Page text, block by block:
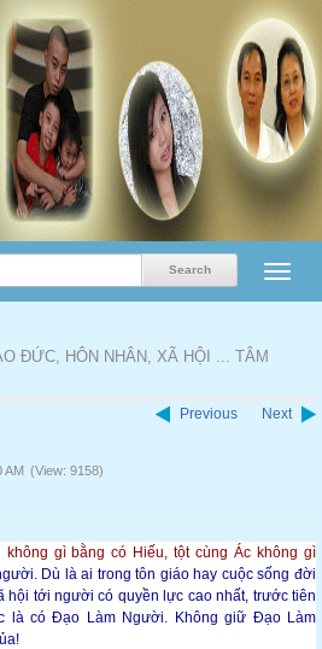
ĐỨC, HÔN NHÂN, XÃ HỘI ... TÂM
Previous Next
AM (View: 9158)
không gì bằng có Hiếu, tột cùng Ác không gì
Dù là ai trong tôn giáo hay cuộc sống đời
hội tới người có quyền lực cao nhất, trước tiên
là có Đạo Làm Người. Không giữ Đạo Làm